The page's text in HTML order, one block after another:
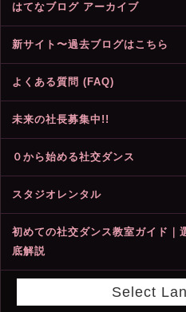
はてなブログ アーカイブ
新サイト〜過去ブログはこちら
よくある質問 (FAQ)
未来の社長募集中!!
０から始める社交ダンス
スタジオレンタル
初めての社交ダンス教室ガイド｜
底解説
Select